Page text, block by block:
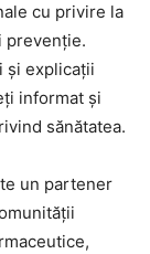
cu privire la
prevenție.
și explicații
informat și
sănătatea.
un partener